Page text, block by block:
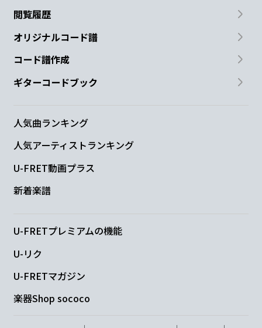
閲覧履歴
オリジナルコード譜
コード譜作成
ギターコードブック
人気曲ランキング
人気アーティストランキング
U-FRET動画プラス
新着楽譜
U-FRETプレミアムの機能
U-リク
U-FRETマガジン
楽器Shop sococo